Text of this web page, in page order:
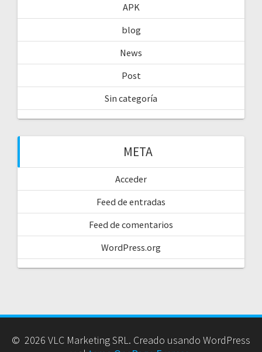
APK
blog
News
Post
Sin categoría
META
Acceder
Feed de entradas
Feed de comentarios
WordPress.org
© 2026 VLC Marketing SRL. Creado usando WordPress